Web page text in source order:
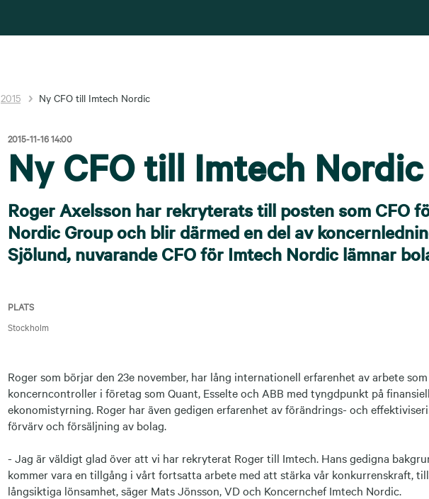
2015 Ny CFO till Imtech Nordic
2015-11-16 14:00
Ny CFO till Imtech Nordic
Roger Axelsson har rekryterats till posten som CFO
Nordic Group och blir därmed en del av
Sjölund, nuvarande CFO för Imtech Nordic lämnar
PLATS
Stockholm
Roger som börjar den 23e november, har lång internationell erfarenhet av arbete
koncerncontroller i företag som Quant, Esselte och ABB med tyngdpunkt på
ekonomistyrning. Roger har även gedigen erfarenhet av förändrings- och
förvärv och försäljning av bolag.
- Jag är väldigt glad över att vi har rekryterat Roger till Imtech. Hans gedigna
kommer vara en tillgång i vårt fortsatta arbete med att stärka vår konkurrenskraft,
långsiktiga lönsamhet, säger Mats Jönsson, VD och Koncernchef Imtech Nordic.